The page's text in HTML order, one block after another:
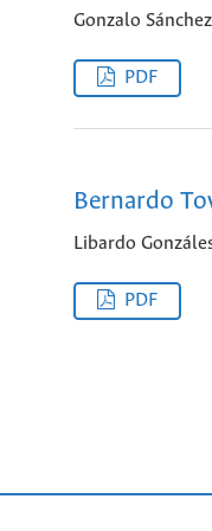
Gonzalo Sánchez
PDF
Bernardo
Libardo
PDF